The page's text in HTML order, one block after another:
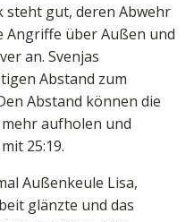
steht gut, deren Abwehr
Angriffe über Außen und
an. Svenjas
Abstand zum
Abstand können die
aufholen und
25:19.
Außenkeule Lisa,
glänzte und das